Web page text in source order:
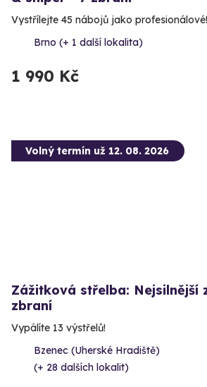
Vystřílejte 45 nábojů jako profesionálové!
Brno (+ 1 další lokalita)
1 990 Kč
Volný termín už 12. 08. 2026
Zážitková střelba: Nejsilnější
zbraní
Vypálíte 13 výstřelů!
Bzenec (Uherské Hradiště)
(+ 28 dalších lokalit)